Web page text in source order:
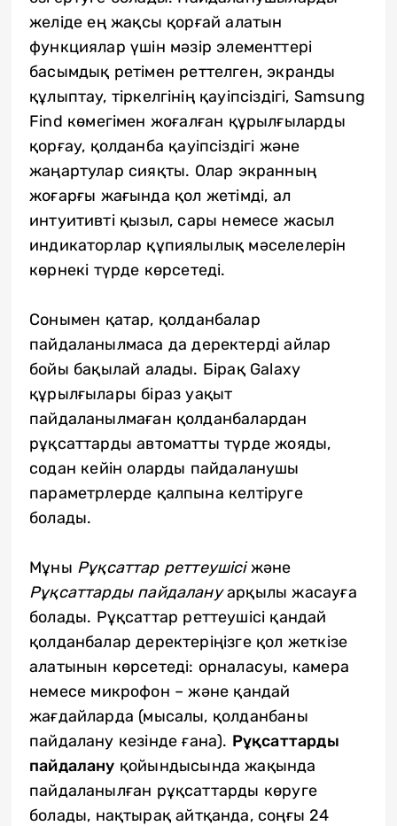
желіде ең жақсы қорғай алатын
функциялар үшін мәзір элементтері
басымдық ретімен реттелген, экранды
құлыптау, тіркелгінің қауіпсіздігі, Samsung
Find көмегімен жоғалған құрылғыларды
қорғау, қолданба қауіпсіздігі және
жаңартулар сияқты. Олар экранның
жоғарғы жағында қол жетімді, ал
интуитивті қызыл, сары немесе жасыл
индикаторлар құпиялылық мәселелерін
көрнекі түрде көрсетеді.
Сонымен қатар, қолданбалар
пайдаланылмаса да деректерді айлар
бойы бақылай алады. Бірақ Galaxy
құрылғылары біраз уақыт
пайдаланылмаған қолданбалардан
рұқсаттарды автоматты түрде жояды,
содан кейін оларды пайдаланушы
параметрлерде қалпына келтіруге
болады.
Мұны Рұқсаттар реттеушісіжәне
Рұқсаттарды пайдалануарқылы жасауға
болады. Рұқсаттар реттеушісі қандай
қолданбалар деректеріңізге қол жеткізе
алатынын көрсетеді: орналасуы, камера
немесе микрофон – және қандай
жағдайларда (мысалы, қолданбаны
пайдалану кезінде ғана). Рұқсаттарды
пайдалану қойындысында жақында
пайдаланылған рұқсаттарды көруге
болады, нақтырақ айтқанда, соңғы 24